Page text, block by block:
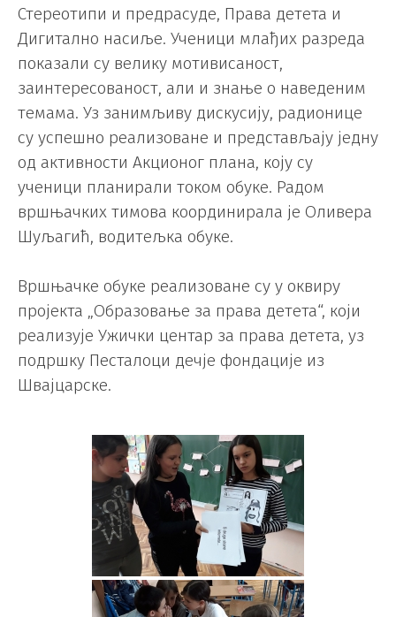
Стереотипи и предрасуде, Права детета и
Дигитално насиље. Ученици млађих разреда
показали су велику мотивисаност,
заинтересованост, али и знање о наведеним
темама. Уз занимљиву дискусију, радионице
су успешно реализоване и представљају једну
од активности Акционог плана, коју су
ученици планирали током обуке. Радом
вршњачких тимова координирала је Оливера
Шуљагић, водитељка обуке.
Вршњачке обуке реализоване су у оквиру
пројекта „Образовање за права детета“, који
реализује Ужички центар за права детета, уз
подршку Песталоци дечје фондације из
Швајцарске.